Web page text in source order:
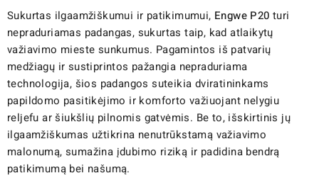
Sukurtas ilgaamžiškumui ir patikimumui, Engwe P20 turi
nepraduriamas padangas, sukurtas taip, kad atlaikytų
važiavimo mieste sunkumus. Pagamintos iš patvarių
medžiagų ir sustiprintos pažangia nepraduriama
technologija, šios padangos suteikia dviratininkams
papildomo pasitikėjimo ir komforto važiuojant nelygiu
reljefu ar šiukšlių pilnomis gatvėmis. Be to, išskirtinis jų
ilgaamžiškumas užtikrina nenutrūkstamą važiavimo
malonumą, sumažina įdubimo riziką ir padidina bendrą
patikimumą bei našumą.